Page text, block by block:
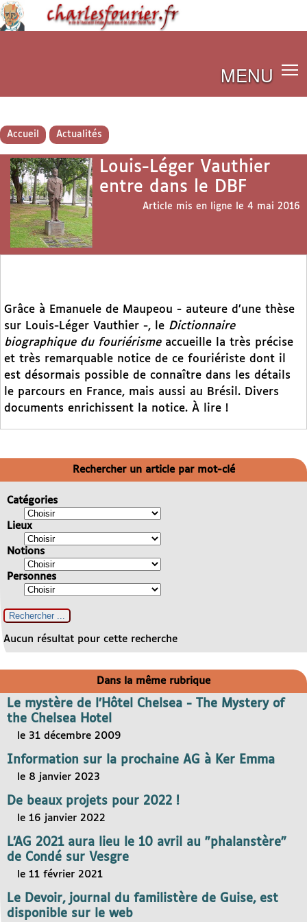
MENU
Accueil Actualités
Louis-Léger Vauthier
entre dans le DBF
Article mis en ligne le 4 mai 2016
Grâce à Emanuele de Maupeou - auteure d’une thèse
sur Louis-Léger Vauthier -, le Dictionnaire
biographique du fouriérisme accueille la très précise
et très remarquable notice de ce fouriériste dont il
est désormais possible de connaître dans les détails
le parcours en France, mais aussi au Brésil. Divers
documents enrichissent la notice. À lire !
Rechercher un article par mot-clé
Catégories
Lieux
Notions
Personnes
Aucun résultat pour cette recherche
Dans la même rubrique
Le mystère de l’Hôtel Chelsea - The Mystery of
the Chelsea Hotel
le 31 décembre 2009
Information sur la prochaine AG à Ker Emma
le 8 janvier 2023
De beaux projets pour 2022 !
le 16 janvier 2022
L’AG 2021 aura lieu le 10 avril au "phalanstère"
de Condé sur Vesgre
le 11 février 2021
Le Devoir, journal du familistère de Guise, est
disponible sur le web